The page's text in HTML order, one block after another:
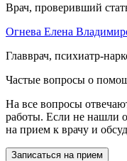
Врач, проверивший
Огнева Елена
Главврач, психиатр-
Частые вопросы о
На все вопросы
работы. Если не нашли
на прием к врачу и
Записаться на прием